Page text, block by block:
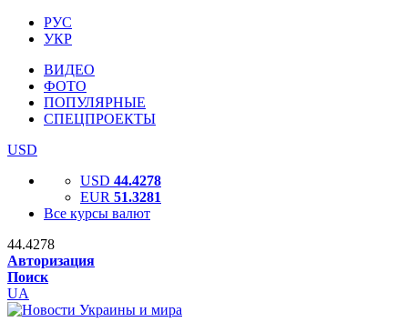
РУС
УКР
ВИДЕО
ФОТО
ПОПУЛЯРНЫЕ
СПЕЦПРОЕКТЫ
USD
USD 44.4278
EUR 51.3281
Все курсы валют
44.4278
Авторизация
Поиск
UA